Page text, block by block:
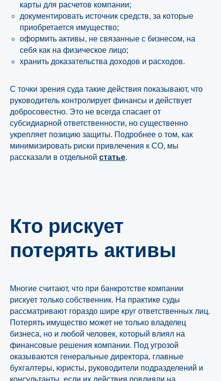
карты для расчетов компании;
документировать источник средств, за которые
приобретается имущество;
оформить активы, не связанные с бизнесом, на
себя как на физическое лицо;
хранить доказательства доходов и расходов.
С точки зрения суда такие действия показывают, что
руководитель контролирует финансы и действует
добросовестно. Это не всегда спасает от
субсидиарной ответственности, но существенно
укрепляет позицию защиты. Подробнее о том, как
минимизировать риски привлечения к СО, мы
рассказали в отдельной статье.
Кто рискует
потерять активы
Многие считают, что при банкротстве компании
рискует только собственник. На практике суды
рассматривают гораздо шире круг ответственных лиц.
Потерять имущество может не только владелец
бизнеса, но и любой человек, который влиял на
финансовые решения компании. Под угрозой
оказываются генеральные директора, главные
бухгалтеры, юристы, руководители подразделений и
консультанты, если их действия повлияли на